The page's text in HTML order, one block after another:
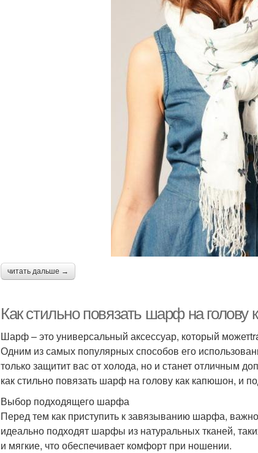
читать дальше →
Как стильно повязать шарф на
Шарф – это универсальный аксессуар, который
Одним из самых популярных способов его
только защитит вас от холода, но и станет отличным
как стильно повязать шарф на голову как капюшон, и
Выбор подходящего шарфа
Перед тем как приступить к завязыванию шарфа,
идеально подходят шарфы из натуральных тканей,
и мягкие, что обеспечивает комфорт при ношении.